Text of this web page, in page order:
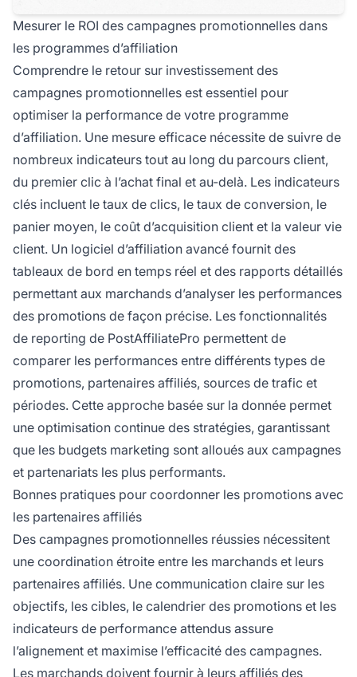
Mesurer le ROI des campagnes promotionnelles dans
les programmes d’affiliation
Comprendre le retour sur investissement des
campagnes promotionnelles est essentiel pour
optimiser la performance de votre programme
d’affiliation. Une mesure efficace nécessite de suivre de
nombreux indicateurs tout au long du parcours client,
du premier clic à l’achat final et au-delà. Les indicateurs
clés incluent le taux de clics, le taux de conversion, le
panier moyen, le coût d’acquisition client et la valeur vie
client. Un logiciel d’affiliation avancé fournit des
tableaux de bord en temps réel et des rapports détaillés
permettant aux marchands d’analyser les performances
des promotions de façon précise. Les fonctionnalités
de reporting de PostAffiliatePro permettent de
comparer les performances entre différents types de
promotions, partenaires affiliés, sources de trafic et
périodes. Cette approche basée sur la donnée permet
une optimisation continue des stratégies, garantissant
que les budgets marketing sont alloués aux campagnes
et partenariats les plus performants.
Bonnes pratiques pour coordonner les promotions avec
les partenaires affiliés
Des campagnes promotionnelles réussies nécessitent
une coordination étroite entre les marchands et leurs
partenaires affiliés. Une communication claire sur les
objectifs, les cibles, le calendrier des promotions et les
indicateurs de performance attendus assure
l’alignement et maximise l’efficacité des campagnes.
Les marchands doivent fournir à leurs affiliés des